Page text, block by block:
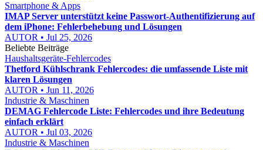
Smartphone & Apps
IMAP Server unterstützt keine Passwort-Authentifizierung auf
dem iPhone: Fehlerbehebung und Lösungen
AUTOR • Jul 25, 2026
Beliebte Beiträge
Haushaltsgeräte-Fehlercodes
Thetford Kühlschrank Fehlercodes: die umfassende Liste mit
klaren Lösungen
AUTOR • Jun 11, 2026
Industrie & Maschinen
DEMAG Fehlercode Liste: Fehlercodes und ihre Bedeutung
einfach erklärt
AUTOR • Jul 03, 2026
Industrie & Maschinen